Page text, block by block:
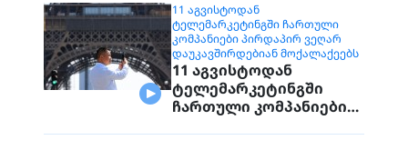
საერთოდ გაქრა
თურანული ვეფხვი
11 ᲐᲒᲕᲘᲡᲢᲝᲓᲐᲜ
ᲢᲔᲚᲔᲛᲐᲠᲙᲔᲢᲘᲜᲒᲨᲘ ᲩᲐᲠᲗᲣᲚᲘ
ᲙᲝᲛᲞᲐᲜᲘᲔᲑᲘ ᲞᲘᲠᲓᲐᲞᲘᲠ ᲕᲔᲦᲐᲠ
ᲓᲐᲣᲙᲐᲕᲨᲘᲠᲓᲔᲑᲘᲐᲜ ᲛᲝᲥᲐᲚᲐᲥᲔᲔᲑᲡ
11 აგვისტოდან
ტელემარკეტინგში
ჩართული კომპანიები